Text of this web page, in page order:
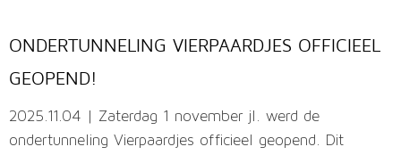
ONDERTUNNELING VIERPAARDJES OFFICIEEL
GEOPEND!
2025.11.04 | Zaterdag 1 november jl. werd de
ondertunneling Vierpaardjes officieel geopend. Dit